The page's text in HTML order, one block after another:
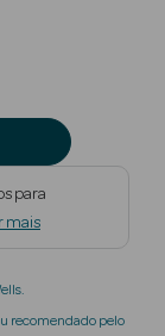
from
para
mais
recomendado pelo